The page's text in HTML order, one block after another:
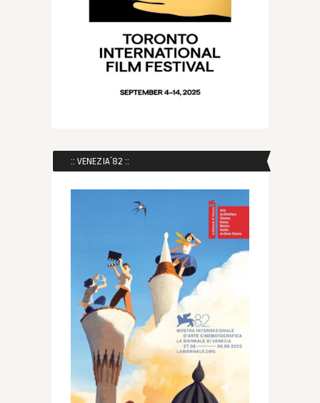
:: VENEZIA´82 ::